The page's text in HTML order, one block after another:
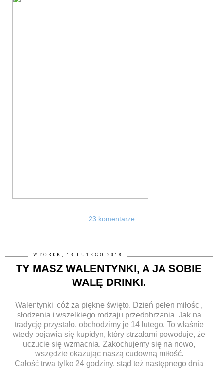
23 komentarze:
WTOREK, 13 LUTEGO 2018
TY MASZ WALENTYNKI, A JA SOBIE
WALĘ DRINKI.
Walentynki, cóż za piękne święto. Dzień pełen miłości,
słodzenia i wszelkiego rodzaju przedobrzania. Jak na
tradycję przystało, obchodzimy je 14 lutego. To właśnie
wtedy pojawia się kupidyn, który strzałami powoduje, że
uczucie się wzmacnia. Zakochujemy się na nowo,
wszędzie okazując naszą cudowną miłość.
Całość trwa tylko 24 godziny, stąd też następnego dnia